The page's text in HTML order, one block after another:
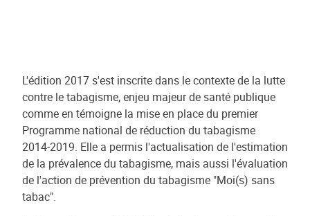
L'édition 2017 s'est inscrite dans le contexte de la lutte
contre le tabagisme, enjeu majeur de santé publique
comme en témoigne la mise en place du premier
Programme national de réduction du tabagisme
2014‑2019. Elle a permis l'actualisation de l'estimation
de la prévalence du tabagisme, mais aussi l'évaluation
de l'action de prévention du tabagisme "Moi(s) sans
tabac".